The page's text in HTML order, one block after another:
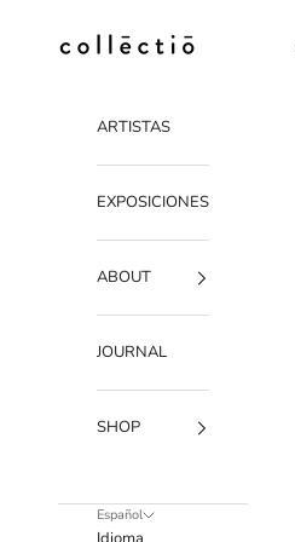
Collectio-collectio
ARTISTAS
EXPOSICIONES
ABOUT
JOURNAL
SHOP
Español